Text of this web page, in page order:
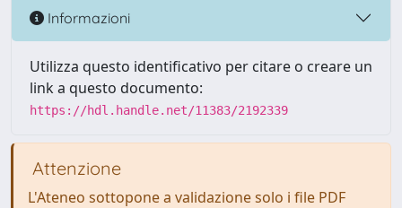
Informazioni
Utilizza questo identificativo per citare o creare un
link a questo documento:
https://hdl.handle.net/11383/2192339
Attenzione
L'Ateneo sottopone a validazione solo i file PDF